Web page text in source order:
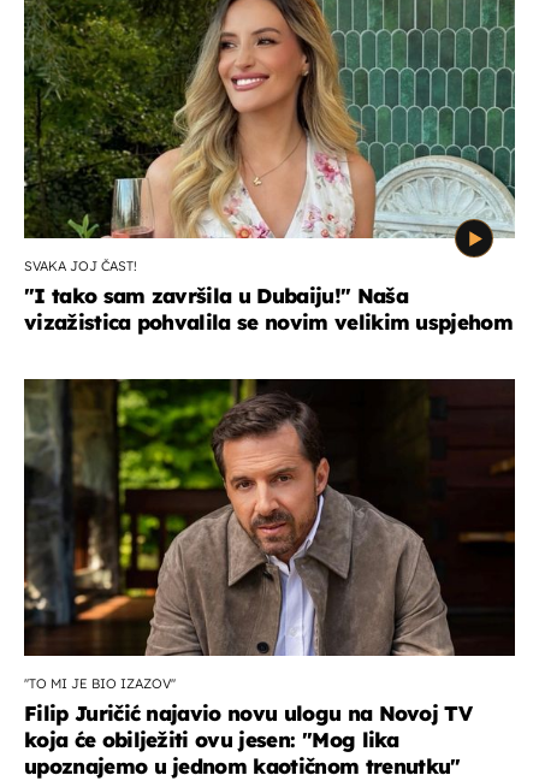
SVAKA JOJ ČAST!
"I tako sam završila u Dubaiju!" Naša
vizažistica pohvalila se novim velikim uspjehom
''TO MI JE BIO IZAZOV''
Filip Juričić najavio novu ulogu na Novoj TV
koja će obilježiti ovu jesen: ''Mog lika
upoznajemo u jednom kaotičnom trenutku''